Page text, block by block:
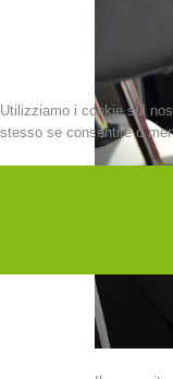
Utilizziamo i cookie sul
stesso se consentire o